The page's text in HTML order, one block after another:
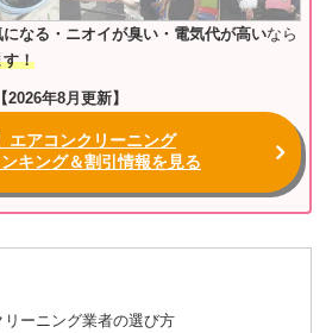
なる・ニオイが臭い・電気代が高いなら
す！
【2026年8月更新】
エアコンクリーニング
キング＆割引情報を見る
ーニング業者の選び方